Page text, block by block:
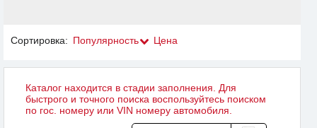
Сортировка: Популярность Цена
Каталог находится в стадии заполнения. Для
быстрого и точного поиска воспользуйтесь поиском
по гос. номеру или VIN номеру автомобиля.